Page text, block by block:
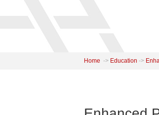
Home -> Education ->